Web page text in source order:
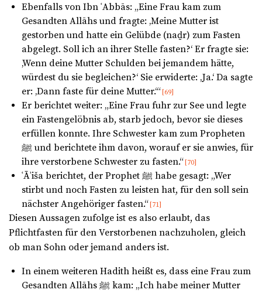
Ebenfalls von Ibn ʿAbbās: „Eine Frau kam zum
Gesandten Allāhs und fragte: ‚Meine Mutter ist
gestorben und hatte ein Gelübde (naḏr) zum Fasten
abgelegt. Soll ich an ihrer Stelle fasten?‘ Er fragte sie:
‚Wenn deine Mutter Schulden bei jemandem hätte,
würdest du sie begleichen?‘ Sie erwiderte: ‚Ja.‘ Da sagte
er: ‚Dann faste für deine Mutter.‘“ [69]
Er berichtet weiter: „Eine Frau fuhr zur See und legte
ein Fastengelöbnis ab, starb jedoch, bevor sie dieses
erfüllen konnte. Ihre Schwester kam zum Propheten
ﷺ und berichtete ihm davon, worauf er sie anwies, für
ihre verstorbene Schwester zu fasten.“ [70]
ʿĀʾiša berichtet, der Prophet ﷺ habe gesagt: „Wer
stirbt und noch Fasten zu leisten hat, für den soll sein
nächster Angehöriger fasten.“ [71]
Diesen Aussagen zufolge ist es also erlaubt, das
Pflichtfasten für den Verstorbenen nachzuholen, gleich
ob man Sohn oder jemand anders ist.
In einem weiteren Hadith heißt es, dass eine Frau zum
Gesandten Allāhs ﷺ kam: „Ich habe meiner Mutter